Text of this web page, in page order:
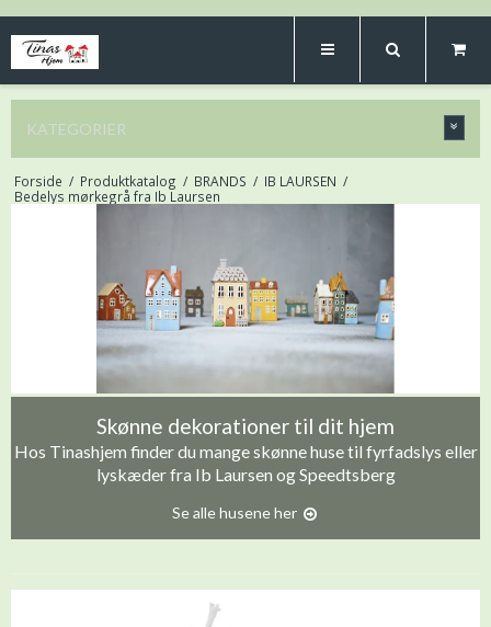
KATEGORIER
Forside / Produktkatalog / BRANDS / IB LAURSEN /
Bedelys mørkegrå fra Ib Laursen
Skønne dekorationer til dit hjem
Hos Tinashjem finder du mange skønne huse til fyrfadslys eller
lyskæder fra Ib Laursen og Speedtsberg
Se alle husene her